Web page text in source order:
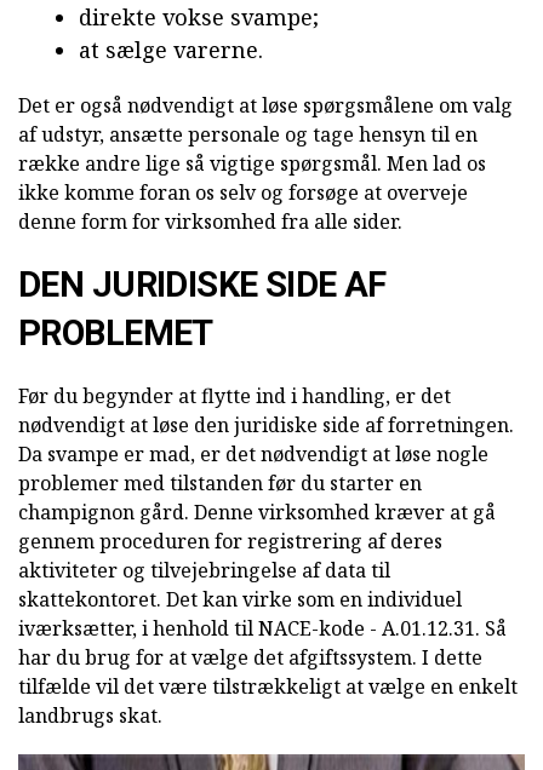
direkte vokse svampe;
at sælge varerne.
Det er også nødvendigt at løse spørgsmålene om valg
af udstyr, ansætte personale og tage hensyn til en
række andre lige så vigtige spørgsmål. Men lad os
ikke komme foran os selv og forsøge at overveje
denne form for virksomhed fra alle sider.
DEN JURIDISKE SIDE AF
PROBLEMET
Før du begynder at flytte ind i handling, er det
nødvendigt at løse den juridiske side af forretningen.
Da svampe er mad, er det nødvendigt at løse nogle
problemer med tilstanden før du starter en
champignon gård. Denne virksomhed kræver at gå
gennem proceduren for registrering af deres
aktiviteter og tilvejebringelse af data til
skattekontoret. Det kan virke som en individuel
iværksætter, i henhold til NACE-kode - A.01.12.31. Så
har du brug for at vælge det afgiftssystem. I dette
tilfælde vil det være tilstrækkeligt at vælge en enkelt
landbrugs skat.